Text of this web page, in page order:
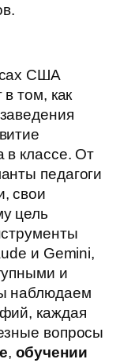
США
в том, как
в классе. От
педагоги
свои
цель
и Gemini,
и
наблюдаем
каждая
вопросы
, обучении